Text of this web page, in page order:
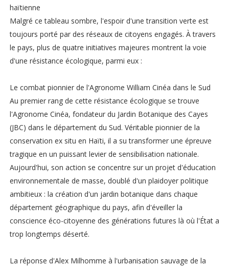
haïtienne
Malgré ce tableau sombre, l'espoir d'une transition verte est
toujours porté par des réseaux de citoyens engagés. À travers
le pays, plus de quatre initiatives majeures montrent la voie
d'une résistance écologique, parmi eux :
Le combat pionnier de l'Agronome William Cinéa dans le Sud
Au premier rang de cette résistance écologique se trouve
l'Agronome Cinéa, fondateur du Jardin Botanique des Cayes
(JBC) dans le département du Sud. Véritable pionnier de la
conservation ex situ en Haïti, il a su transformer une épreuve
tragique en un puissant levier de sensibilisation nationale.
Aujourd'hui, son action se concentre sur un projet d'éducation
environnementale de masse, doublé d'un plaidoyer politique
ambitieux : la création d'un jardin botanique dans chaque
département géographique du pays, afin d'éveiller la
conscience éco-citoyenne des générations futures là où l'État a
trop longtemps déserté.
La réponse d'Alex Milhomme à l'urbanisation sauvage de la